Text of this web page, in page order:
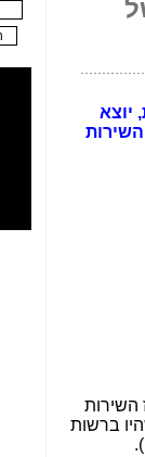
יוצא
השירות
ברשות